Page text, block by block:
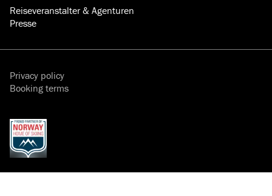
Reiseveranstalter & Agenturen
Presse
Privacy policy
Booking terms